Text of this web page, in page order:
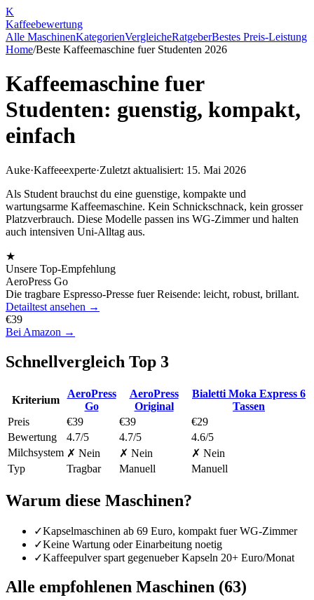
K
Kaffeebewertung
Alle MaschinenKategorienVergleicheRatgeberBestes Preis-Leistung
Home/Beste Kaffeemaschine fuer Studenten 2026
Kaffeemaschine fuer
Studenten: guenstig, kompakt,
einfach
Auke·Kaffeeexperte·Zuletzt aktualisiert: 15. Mai 2026
Als Student brauchst du eine guenstige, kompakte und
wartungsarme Kaffeemaschine. Kein Schnickschnack, kein grosser
Platzverbrauch. Diese Modelle passen ins WG-Zimmer und halten
auch intensiven Uni-Alltag aus.
★
Unsere Top-Empfehlung
AeroPress Go
Die tragbare Espresso-Presse fuer Reisende: leicht, robust, brillant.
Detailtest ansehen →
€39
Bei Amazon →
Schnellvergleich Top 3
Kriterium
AeroPress
Go
AeroPress
Original
Bialetti Moka Express 6
Tassen
Preis
€39 €39
€29
Bewertung
4.7/5 4.7/5
4.6/5
Milchsystem ✗ Nein ✗ Nein
✗ Nein
Typ
Tragbar Manuell Manuell
Warum diese Maschinen?
✓Kapselmaschinen ab 69 Euro, kompakt fuer WG-Zimmer
✓Keine Wartung oder Einarbeitung noetig
✓Kaffeepulver spart gegenueber Kapseln 20+ Euro/Monat
Alle empfohlenen Maschinen (63)